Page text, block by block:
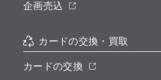
企画売込
カードの交換・買取
カードの交換